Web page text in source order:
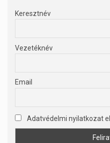
Keresztnév
Vezetéknév
Email
Adatvédelmi nyilatkozat